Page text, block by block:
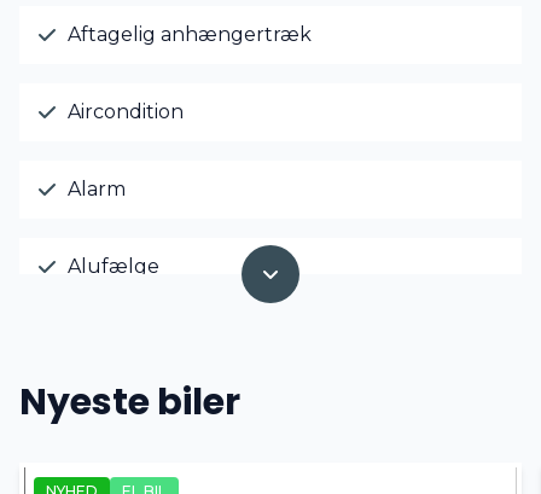
Aftagelig anhængertræk
Aircondition
Alarm
Alufælge
Anhængertræk
Nyeste biler